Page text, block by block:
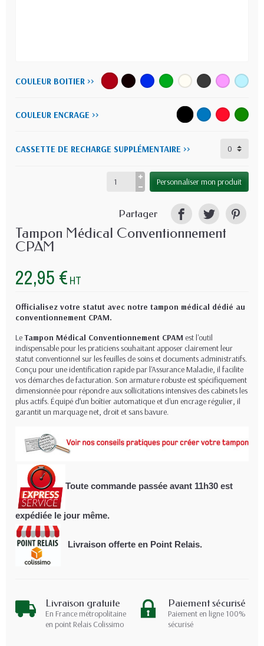
COULEUR BOITIER >>
COULEUR ENCRAGE >>
CASSETTE DE RECHARGE SUPPLÉMENTAIRE >>
Personnaliser mon produit
Partager
Tampon Médical Conventionnement
CPAM
22,95 € HT
Officialisez votre statut avec notre tampon médical dédié au
conventionnement CPAM.
LeTampon Médical Conventionnement CPAM est l'outil
indispensable pour les praticiens souhaitant apposer clairement leur
statut conventionnel sur les feuilles de soins et documents administratifs.
Conçu pour une identification rapide par l'Assurance Maladie, il facilite
vos démarches de facturation. Son armature robuste est spécifiquement
dimensionnée pour répondre aux sollicitations intensives des cabinets les
plus actifs. Équipé d’un boîtier automatique et d'un encrage régulier, il
garantit un marquage net, droit et sans bavure.
Toute commande passée avant 11h30 est
expédiée le jour même.
Livraison offerte en Point Relais.
Livraison gratuite
En France métropolitaine
en point Relais Colissimo
Paiement sécurisé
Paiement en ligne 100%
sécurisé